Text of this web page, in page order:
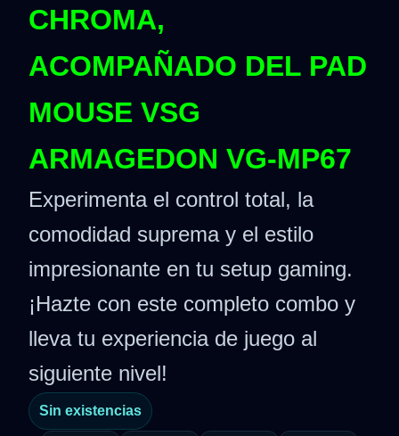
CHROMA,
ACOMPAÑADO DEL PAD
MOUSE VSG
ARMAGEDON VG-MP67
Experimenta el control total, la
comodidad suprema y el estilo
impresionante en tu setup gaming.
¡Hazte con este completo combo y
lleva tu experiencia de juego al
siguiente nivel!
Sin existencias